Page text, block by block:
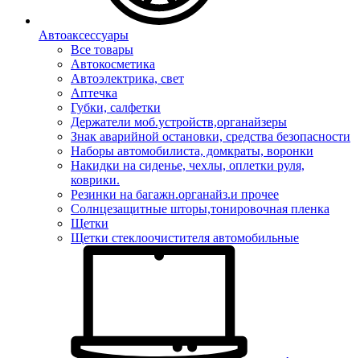
Автоаксессуары
Все товары
Автокосметика
Автоэлектрика, свет
Аптечка
Губки, салфетки
Держатели моб.устройств,органайзеры
Знак аварийной остановки, средства безопасности
Наборы автомобилиста, домкраты, воронки
Накидки на сиденье, чехлы, оплетки руля,
коврики.
Резинки на багажн.органайз.и прочее
Солнцезащитные шторы,тонировочная пленка
Щетки
Щетки стеклоочистителя автомобильные